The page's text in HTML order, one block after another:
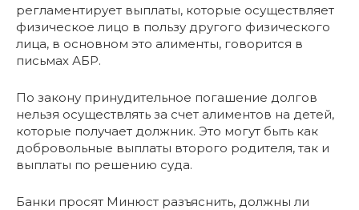
регламентирует выплаты, которые осуществляет
физическое лицо в пользу другого физического
лица, в основном это алименты, говорится в
письмах АБР.
По закону принудительное погашение долгов
нельзя осуществлять за счет алиментов на детей,
которые получает должник. Это могут быть как
добровольные выплаты второго родителя, так и
выплаты по решению суда.
Банки просят Минюст разъяснить, должны ли